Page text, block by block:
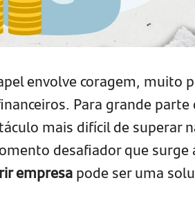
envolve coragem, muito
Para grande
mais difícil de superar
desafiador que surge
empresapode ser uma